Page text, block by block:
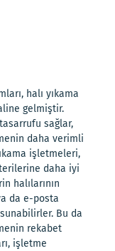
halı yıkama
gelmiştir.
sağlar,
daha verimli
işletmeleri,
daha iyi
halılarının
da e-posta
Bu da
rekabet
işletme